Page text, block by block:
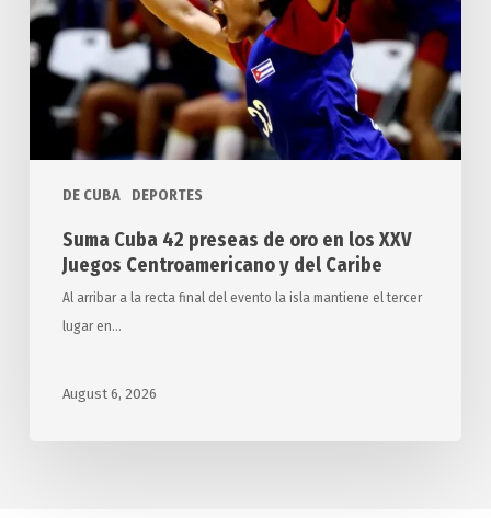
DE CUBA DEPORTES
oro
en
los
Juegos
Centroamericano
CaribeSuma Cuba 42 preseas de oro en los XXV
Juegos Centroamericano y del Caribe
Al arribar a la recta final del evento la isla mantiene el tercer
lugar en…
August 6, 2026